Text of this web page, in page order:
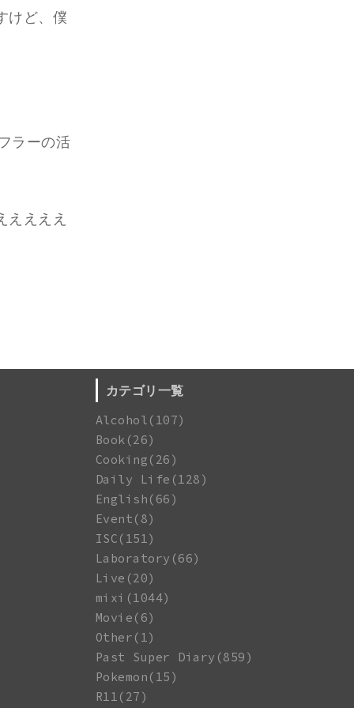
けど、僕
ラーの活
ええええ
カテゴリ一覧
Alcohol(107)
Book(26)
Cooking(26)
Daily Life(128)
English(66)
Event(8)
ISC(151)
Laboratory(66)
Live(20)
mixi(1044)
Movie(6)
Other(1)
Past Super Diary(859)
Pokemon(15)
R11(27)